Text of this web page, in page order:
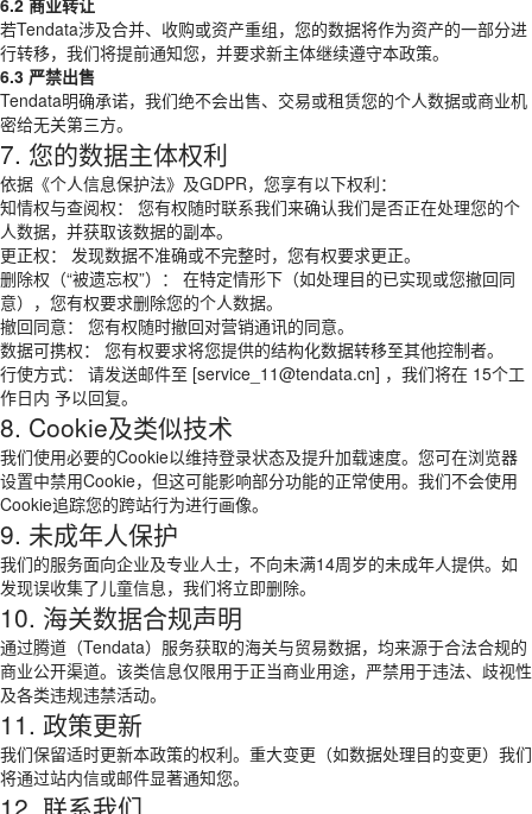
6.2 商业转让
若Tendata涉及合并、收购或资产重组，您的数据将作为资产的一部分进
行转移，我们将提前通知您，并要求新主体继续遵守本政策。
6.3 严禁出售
Tendata明确承诺，我们绝不会出售、交易或租赁您的个人数据或商业机
密给无关第三方。
7. 您的数据主体权利
依据《个人信息保护法》及GDPR，您享有以下权利：
知情权与查阅权： 您有权随时联系我们来确认我们是否正在处理您的个
人数据，并获取该数据的副本。
更正权： 发现数据不准确或不完整时，您有权要求更正。
删除权（“被遗忘权”）： 在特定情形下（如处理目的已实现或您撤回同
意），您有权要求删除您的个人数据。
撤回同意： 您有权随时撤回对营销通讯的同意。
数据可携权： 您有权要求将您提供的结构化数据转移至其他控制者。
行使方式： 请发送邮件至 [service_11@tendata.cn] ，我们将在 15个工
作日内 予以回复。
8. Cookie及类似技术
我们使用必要的Cookie以维持登录状态及提升加载速度。您可在浏览器
设置中禁用Cookie，但这可能影响部分功能的正常使用。我们不会使用
Cookie追踪您的跨站行为进行画像。
9. 未成年人保护
我们的服务面向企业及专业人士，不向未满14周岁的未成年人提供。如
发现误收集了儿童信息，我们将立即删除。
10. 海关数据合规声明
通过腾道（Tendata）服务获取的海关与贸易数据，均来源于合法合规的
商业公开渠道。该类信息仅限用于正当商业用途，严禁用于违法、歧视性
及各类违规违禁活动。
11. 政策更新
我们保留适时更新本政策的权利。重大变更（如数据处理目的变更）我们
将通过站内信或邮件显著通知您。